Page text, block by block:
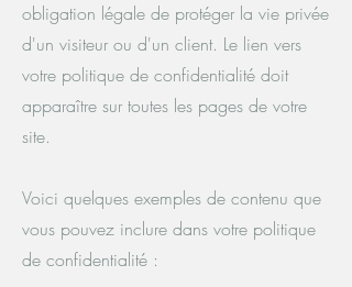
obligation légale de protéger la vie privée
d'un visiteur ou d'un client. Le lien vers
votre politique de confidentialité doit
apparaître sur toutes les pages de votre
site.
Voici quelques exemples de contenu que
vous pouvez inclure dans votre politique
de confidentialité :